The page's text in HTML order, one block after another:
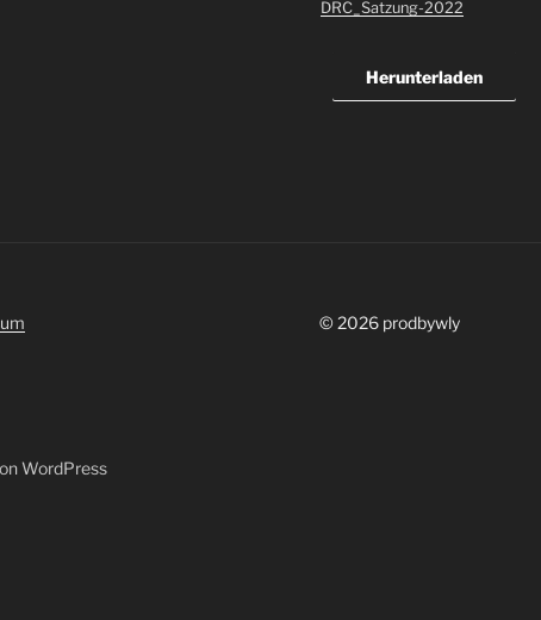
DRC_Satzung-2022
Herunterladen
© 2026 prodbywly
WordPress